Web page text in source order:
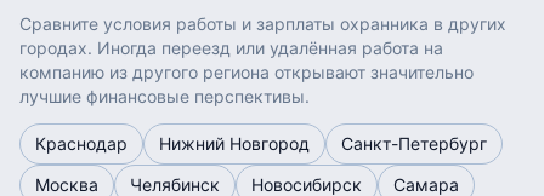
Сравните условия работы и зарплаты охранника в других
городах. Иногда переезд или удалённая работа на
компанию из другого региона открывают значительно
лучшие финансовые перспективы.
Краснодар Нижний Новгород
Санкт-Петербург
Москва
Челябинск Новосибирск
Самара